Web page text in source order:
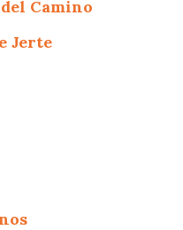
Camino
Jerte